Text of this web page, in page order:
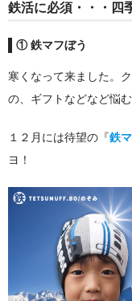
鉄活に必須・・・四
① 鉄マフぼう
寒くなって来ました。
の、ギフトなどなど悩む
１２月には待望の『鉄
ヨ！